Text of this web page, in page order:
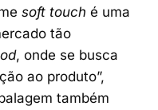
soft touch é uma
tão
, onde se busca
ao produto”,
também